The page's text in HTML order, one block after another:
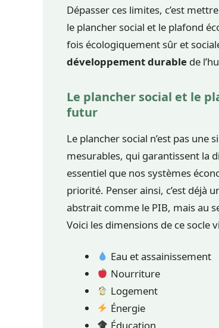
Dépasser ces limites, c’est
le plancher social et le plafond
fois écologiquement sûr et
développement durable de
Le plancher social et le
futur
Le plancher social n’est pas une
mesurables, qui garantissent la
essentiel que nos systèmes
priorité. Penser ainsi, c’est déjà
abstrait comme le PIB, mais au
Voici les dimensions de ce socle
Eau et assainissement
Nourriture
Logement
Énergie
Éducation